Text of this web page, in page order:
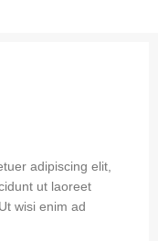
adipiscing elit,
ut laoreet
wisi enim ad